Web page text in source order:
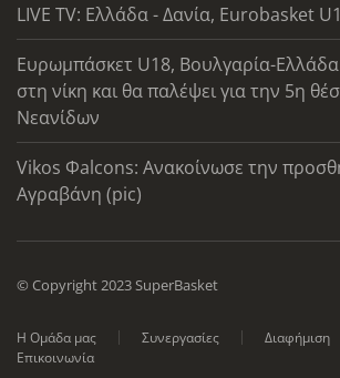
LIVE TV: Ελλάδα - Δανία, Eurobasket
Ευρωμπάσκετ U18, Βουλγαρία-
στη νίκη και θα παλέψει για την 5η
Νεανίδων
Vikos Φalcons: Ανακοίνωσε την
Αγραβάνη (pic)
© Copyright 2023 SuperBasket
Η Ομάδα μας Συνεργασίες Διαφήμιση
Επικοινωνία